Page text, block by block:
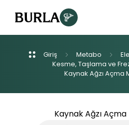
Ürünlerimiz
İletişim
Giriş Metabo
Kesme, Taşlama ve
Kaynak Ağzı Açma
Kaynak Ağzı